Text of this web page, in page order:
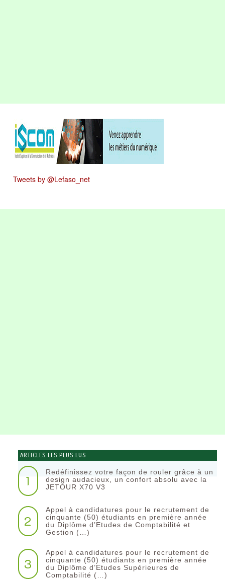
Tweets by @Lefaso_net
ARTICLES LES PLUS LUS
1
Redéfinissez votre façon de rouler grâce à un
design audacieux, un confort absolu avec la
JETOUR X70 V3
2
Appel à candidatures pour le recrutement de
cinquante (50) étudiants en première année
du Diplôme d’Etudes de Comptabilité et
Gestion (…)
3
Appel à candidatures pour le recrutement de
cinquante (50) étudiants en première année
du Diplôme d’Etudes Supérieures de
Comptabilité (…)